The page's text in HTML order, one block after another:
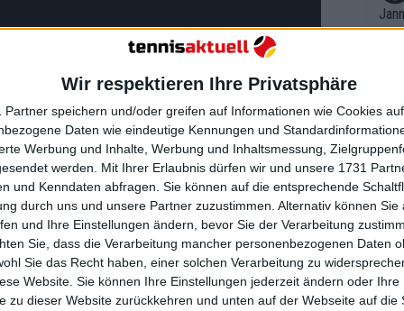
Wir respektieren Ihre Privatsphäre
Partner speichern und/oder greifen auf Informationen wie Cookies
Daten wie eindeutige Kennungen und
Werbung und Inhalte, Werbung und Inhaltsmessung,
werden. Mit Ihrer Erlaubnis dürfen wir und unsere 1731
und Kenndaten abfragen. Sie können auf die entsprechende
durch uns und unsere Partner zuzustimmen. Alternativ können Sie
und Ihre Einstellungen ändern, bevor Sie der Verarbeitung
Sie, dass die Verarbeitung mancher personenbezogenen Daten
Sie das Recht haben, einer solchen Verarbeitung zu
Website. Sie können Ihre Einstellungen jederzeit ändern oder Ihre
zu dieser Website zurückkehren und unten auf der Webseite auf die
Weltranglistenerste ungemütlich, als
(WADA) gegen das Urteil der
Berufung eingelegt und eine
Slam-Siegerin gefordert hatte. Die
abgeschlossen, als die
geeinigt hat, so dass der Spieler
r in
em
t,
B.
on
uss
mal
des
n
nt.
kel